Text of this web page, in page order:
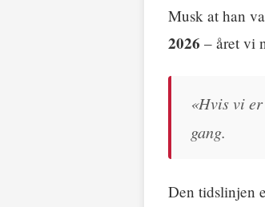
Musk at han
2026 – året vi
«Hvis vi
gang.
Den tidslinjen